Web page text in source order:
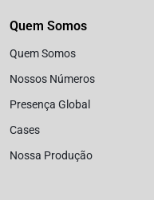
Quem Somos
Quem Somos
Nossos Números
Presença Global
Cases
Nossa Produção